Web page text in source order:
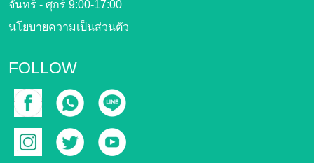
จันทร์ - ศุกร์ 9:00-17:00
นโยบายความเป็นส่วนตัว
FOLLOW